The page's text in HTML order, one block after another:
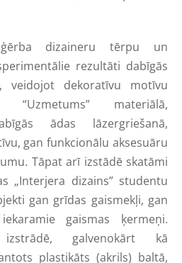
dizaineru tērpu un
rezultāti dabīgās
veidojot dekoratīvu motīvu
“Uzmetums” materiālā,
ādas lāzergriešanā,
gan funkcionālu aksesuāru
Tāpat arī izstādē skatāmi
„Interjera dizains” studentu
gan grīdas gaismekļi, gan
gaismas ķermeņi.
galvenokārt kā
plastikāts (akrils) baltā,